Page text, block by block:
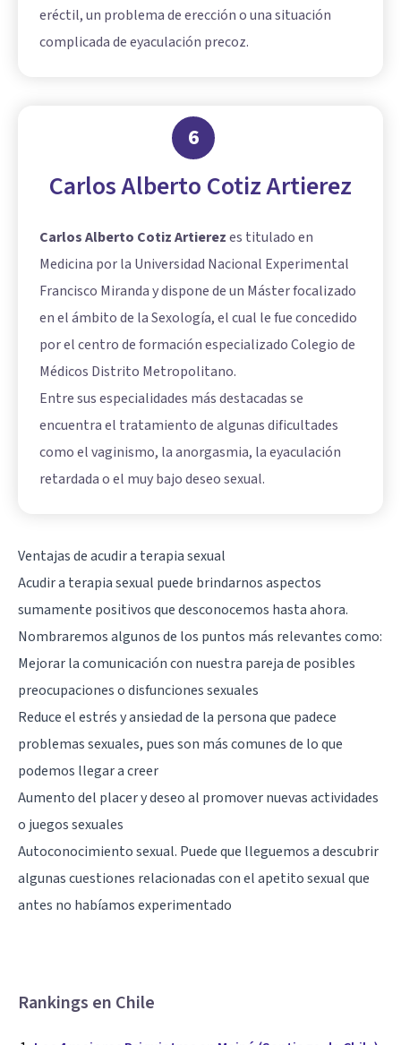
eréctil, un problema de erección o una situación
complicada de eyaculación precoz.
6
Carlos Alberto Cotiz Artierez
Carlos Alberto Cotiz Artierezes titulado en
Medicina por la Universidad Nacional Experimental
Francisco Miranda y dispone de un Máster focalizado
en el ámbito de la Sexología, el cual le fue concedido
por el centro de formación especializado Colegio de
Médicos Distrito Metropolitano.
Entre sus especialidades más destacadas se
encuentra el tratamiento de algunas dificultades
como el vaginismo, la anorgasmia, la eyaculación
retardada o el muy bajo deseo sexual.
Ventajas de acudir a terapia sexual
Acudir a terapia sexual puede brindarnos aspectos
sumamente positivos que desconocemos hasta ahora.
Nombraremos algunos de los puntos más relevantes como:
Mejorar la comunicación con nuestra pareja de posibles
preocupaciones o disfunciones sexuales
Reduce el estrés y ansiedad de la persona que padece
problemas sexuales, pues son más comunes de lo que
podemos llegar a creer
Aumento del placer y deseo al promover nuevas actividades
o juegos sexuales
Autoconocimiento sexual. Puede que lleguemos a descubrir
algunas cuestiones relacionadas con el apetito sexual que
antes no habíamos experimentado
Rankings en Chile